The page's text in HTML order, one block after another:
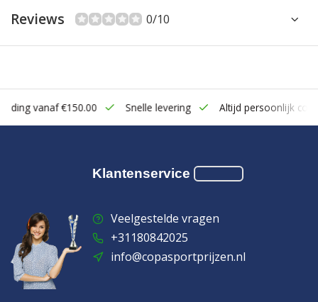
Reviews 0/10
vanaf €150.00 Snelle levering Altijd persoonlijk
Klantenservice
Veelgestelde vragen
+31180842025
info@copasportprijzen.nl